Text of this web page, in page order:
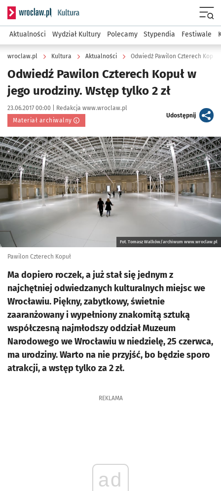
Serwis informacyjny wroclaw.pl podserwis: Kultura
Aktualności Wydział Kultury Polecamy Stypendia Festiwale
wroclaw.pl Kultura Aktualności Odwiedź Pawilon Czterech
Odwiedź Pawilon Czterech Kopuł w
jego urodziny. Wstęp tylko 2 zł
Data publikacji:
23.06.2017 00:00 | Autor:
Redakcja www.wroclaw.pl
Materiał archiwalny
Udostępnijartykuł
Kliknij, aby powiększyć
Fot. Tomasz Walków/archiwum www.wroclaw.pl
Pawilon Czterech Kopuł
Ma dopiero roczek, a już stał się jednym z
najchętniej odwiedzanych kulturalnych miejsc we
Wrocławiu. Piękny, zabytkowy, świetnie
zaaranżowany i wypełniony znakomitą sztuką
współczesną najmłodszy oddział Muzeum
Narodowego we Wrocławiu w niedzielę, 25 czerwca,
ma urodziny. Warto na nie przyjść, bo będzie sporo
atrakcji, a wstęp tylko za 2 zł.
REKLAMA
ad